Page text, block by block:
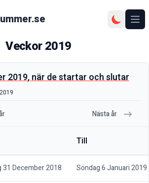
Veckor2019
2019, när de startar och slutar
2019
Nästa år
Till
31 December 2018 Söndag 6 Januari 2019